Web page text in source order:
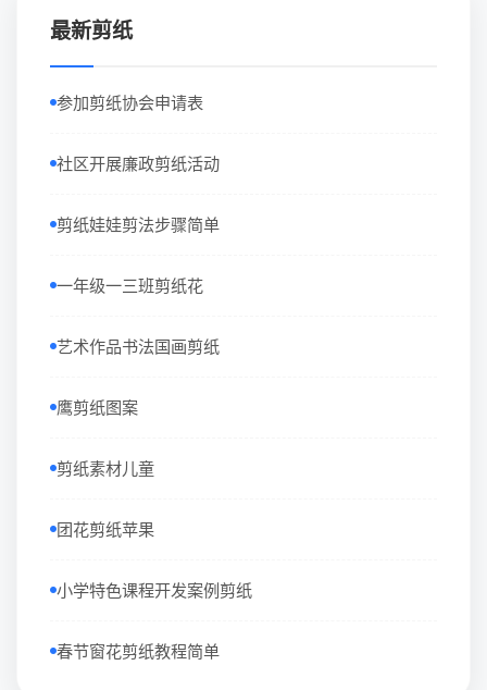
最新剪纸
参加剪纸协会申请表
社区开展廉政剪纸活动
剪纸娃娃剪法步骤简单
一年级一三班剪纸花
艺术作品书法国画剪纸
鹰剪纸图案
剪纸素材儿童
团花剪纸苹果
小学特色课程开发案例剪纸
春节窗花剪纸教程简单